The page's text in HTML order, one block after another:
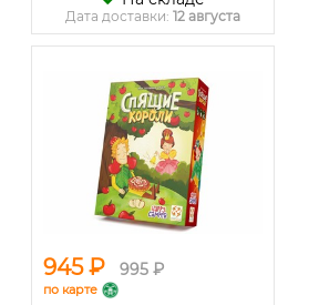
Дата доставки: 12 августа
945 ₽ 995 ₽
по карте